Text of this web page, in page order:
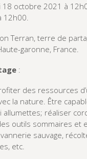
octobre 2021 à
12h00.
Terran, terre de
garonne, France.
:
des ressources
la nature. Être
allumettes; réaliser
outils sommaires et
sauvage,
etc.